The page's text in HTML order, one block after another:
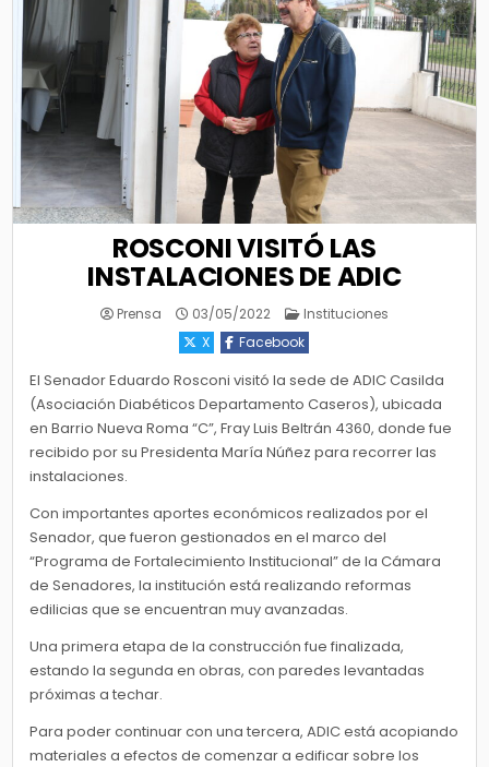
ROSCONI VISITÓ LAS
INSTALACIONES DE ADIC
Prensa 03/05/2022 Posted
Instituciones
X
Facebook
El Senador Eduardo Rosconi visitó la sede de ADIC Casilda
(Asociación Diabéticos Departamento Caseros), ubicada
en Barrio Nueva Roma “C”, Fray Luis Beltrán 4360, donde fue
recibido por su Presidenta María Núñez para recorrer las
instalaciones.
Con importantes aportes económicos realizados por el
Senador, que fueron gestionados en el marco del
“Programa de Fortalecimiento Institucional” de la Cámara
de Senadores, la institución está realizando reformas
edilicias que se encuentran muy avanzadas.
Una primera etapa de la construcción fue finalizada,
estando la segunda en obras, con paredes levantadas
próximas a techar.
Para poder continuar con una tercera, ADIC está acopiando
materiales a efectos de comenzar a edificar sobre los